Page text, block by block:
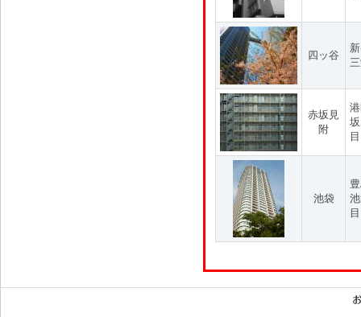
四ッ谷
赤坂見
附
目
池袋
目